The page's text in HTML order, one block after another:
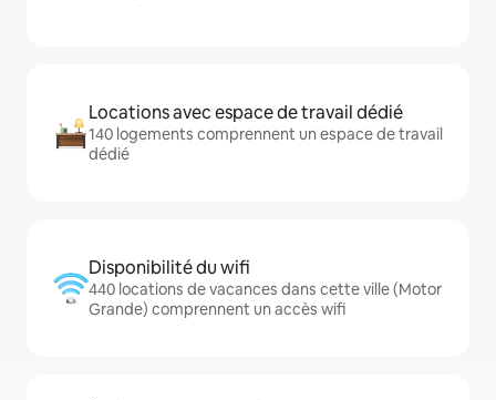
Locations avec espace de travail dédié
140 logements comprennent un espace de travail
dédié
Disponibilité du wifi
440 locations de vacances dans cette ville (Motor
Grande) comprennent un accès wifi